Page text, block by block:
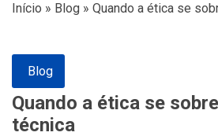
Início » Blog » Quando a ética se
Blog
Quando a ética se
técnica